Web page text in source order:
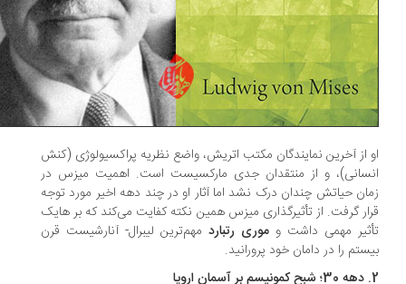
از آخرین نمایندگان مکتب اتریش، واضع نظریه پراکسیولوژی (کنش
و از منتقدان جدی مارکسیست است. اهمیت میزس در
حیاتش چندان درک نشد اما آثار او در چند دهه اخیر مورد توجه
گرفت. از تأثیر‌گذاری میزس همین نکته کفایت می‌کند که بر هایک
مهمی داشت وموری رتباردمهم‌ترین لیبرال- آنارشیست قرن
را در دامان خود پرورانید.